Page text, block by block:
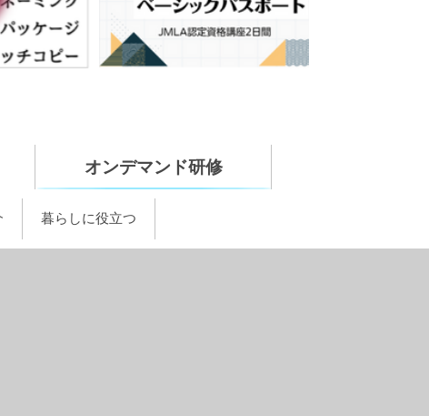
オンデマンド研修
暮らしに役立つ